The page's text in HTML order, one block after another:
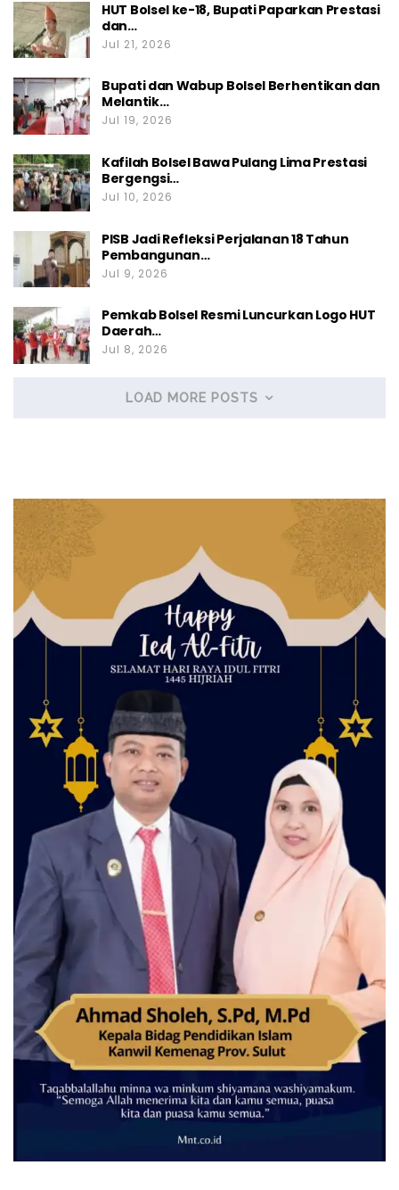
HUT Bolsel ke-18, Bupati Paparkan Prestasi
dan…
Jul 21, 2026
Bupati dan Wabup Bolsel Berhentikan dan
Melantik…
Jul 19, 2026
Kafilah Bolsel Bawa Pulang Lima Prestasi
Bergengsi…
Jul 10, 2026
PISB Jadi Refleksi Perjalanan 18 Tahun
Pembangunan…
Jul 9, 2026
Pemkab Bolsel Resmi Luncurkan Logo HUT
Daerah…
Jul 8, 2026
LOAD MORE POSTS